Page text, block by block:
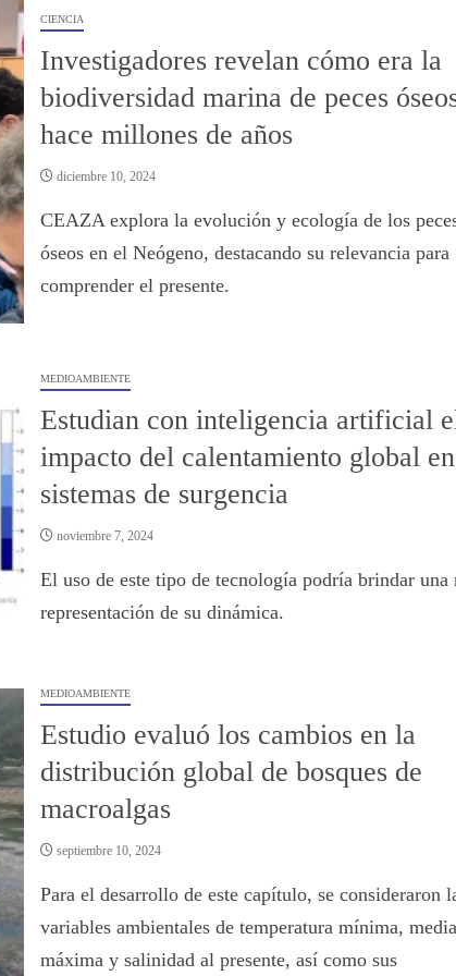
CIENCIA
Investigadores revelan cómo era la
biodiversidad marina de peces
hace millones de años
diciembre 10, 2024
CEAZA explora la evolución y ecología de los
óseos en el Neógeno, destacando su relevancia para
comprender el presente.
MEDIOAMBIENTE
Estudian con inteligencia artificial
impacto del calentamiento global en
sistemas de surgencia
noviembre 7, 2024
El uso de este tipo de tecnología podría brindar una
representación de su dinámica.
MEDIOAMBIENTE
Estudio evaluó los cambios en la
distribución global de bosques de
macroalgas
septiembre 10, 2024
Para el desarrollo de este capítulo, se consideraron
variables ambientales de temperatura mínima,
máxima y salinidad al presente, así como sus